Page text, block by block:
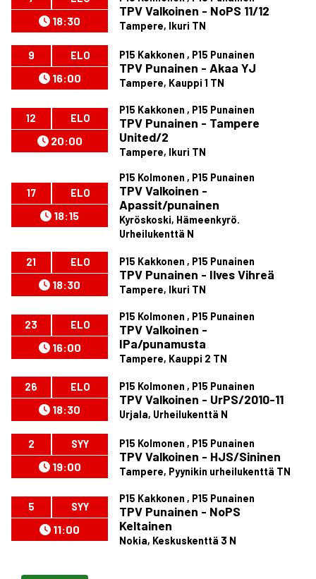
18:30
TPV Valkoinen - NoPS 11/12
Tampere, Ikuri TN
9 ELO
16:00
P15 Kakkonen , P15 Punainen
TPV Punainen - Akaa YJ
Tampere, Kauppi 1 TN
12 ELO
20:00
P15 Kakkonen , P15 Punainen
TPV Punainen - Tampere
United/2
Tampere, Ikuri TN
17 ELO
18:15
P15 Kolmonen , P15 Punainen
TPV Valkoinen -
Apassit/punainen
Kyröskoski, Hämeenkyrö.
Urheilukenttä N
21 ELO
18:30
P15 Kakkonen , P15 Punainen
TPV Punainen - Ilves Vihreä
Tampere, Ikuri TN
23 ELO
16:00
P15 Kolmonen , P15 Punainen
TPV Valkoinen -
IPa/punamusta
Tampere, Kauppi 2 TN
26 ELO
18:30
P15 Kolmonen , P15 Punainen
TPV Valkoinen - UrPS/2010-11
Urjala, Urheilukenttä N
2 SYY
19:00
P15 Kolmonen , P15 Punainen
TPV Valkoinen - HJS/Sininen
Tampere, Pyynikin urheilukenttä TN
5 SYY
11:00
P15 Kakkonen , P15 Punainen
TPV Punainen - NoPS
Keltainen
Nokia, Keskuskenttä 3 N